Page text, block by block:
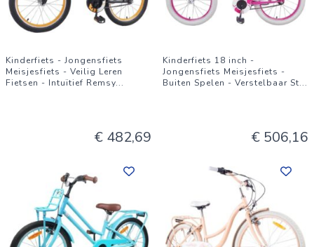
Kinderfiets - Jongensfiets
Meisjesfiets - Veilig Leren
Fietsen - Intuïtief Remsy...
€ 482,69
Kinderfiets 18 inch -
Jongensfiets Meisjesfiets -
Buiten Spelen - Verstelbaar St...
€ 506,16